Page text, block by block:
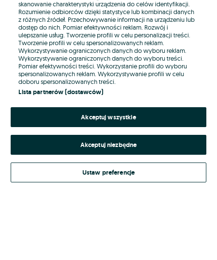
E-mail
Hasło
Nie pamiętasz hasła?
Zaloguj się
Kontynuując za pośrednictwem jednego z dostawców wskazanych powyżej,
Regulamin serwisuOLX.pl w jego aktualnym brzmieniu.
skanowanie charakterystyki urządzenia do celów identyfikacji.
Rozumienie odbiorców dzięki statystyce lub kombinacji danych
z różnych źródeł. Przechowywanie informacji na urządzeniu lub
dostęp do nich. Pomiar efektywności reklam. Rozwój i
ulepszanie usług. Tworzenie profili w celu personalizacji treści.
Tworzenie profili w celu spersonalizowanych reklam.
Wykorzystywanie ograniczonych danych do wyboru reklam.
Wykorzystywanie ograniczonych danych do wyboru treści.
Pomiar efektywności treści. Wykorzystanie profili do wyboru
spersonalizowanych reklam. Wykorzystywanie profili w celu
doboru spersonalizowanych treści.
Lista partnerów (dostawców)
Akceptuj wszystkie
Akceptuj niezbędne
Ustaw preferencje